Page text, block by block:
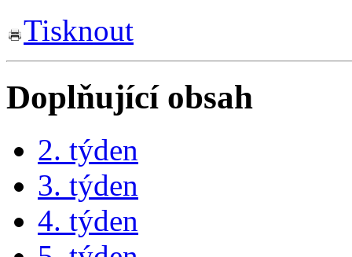
Tisknout
Doplňující obsah
2. týden
3. týden
4. týden